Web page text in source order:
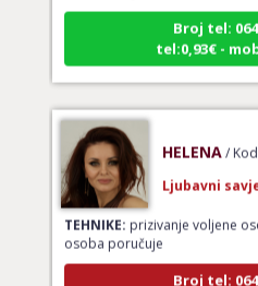
Broj tel:
tel:0,93€ -
TEHNIKE:prizivanje voljene
osoba poručuje
Broj tel:
tel:0,93€ -